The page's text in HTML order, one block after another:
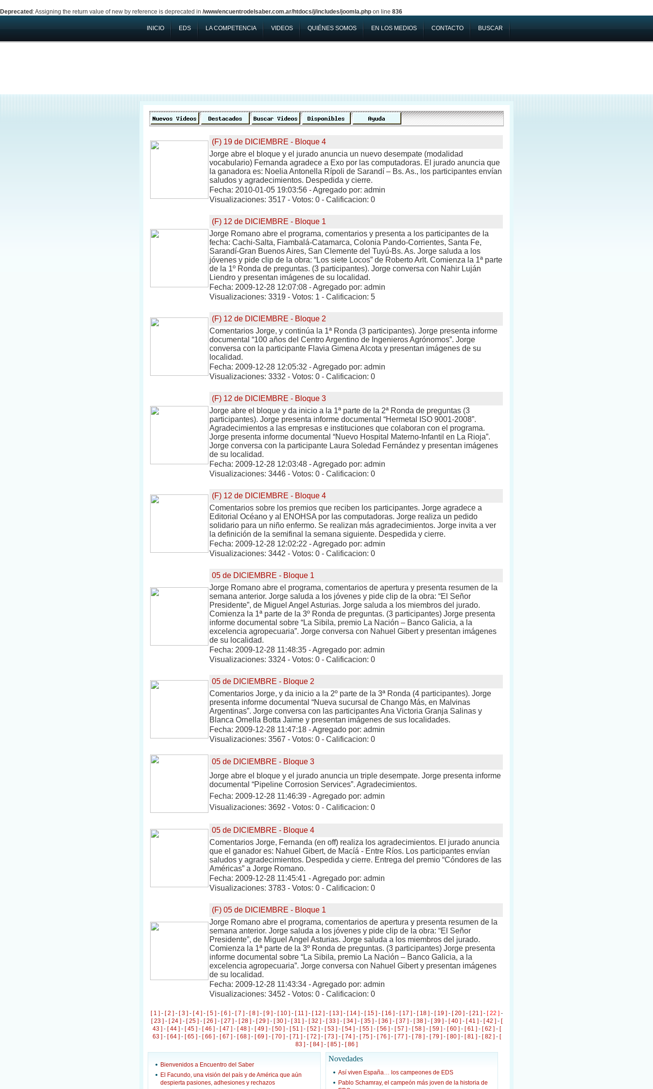
Deprecated : Assigning the return value of new by reference is deprecated in /www/encuentrodelsaber.com.ar/htdocs/j/includes/joomla.php on line 836
INICIO EDS LA COMPETENCIA VIDEOS QUIÉNES SOMOS EN LOS MEDIOS CONTACTO BUSCAR
(F) 19 de DICIEMBRE - Bloque 4
Jorge abre el bloque y el jurado anuncia un nuevo desempate (modalidad
vocabulario) Fernanda agradece a Exo por las computadoras. El jurado anuncia que
la ganadora es: Noelia Antonella Rípoli de Sarandí – Bs. As., los participantes envían
saludos y agradecimientos. Despedida y cierre.
Fecha: 2010-01-05 19:03:56 - Agregado por: admin
Visualizaciones: 3517 - Votos: 0 - Calificacion: 0
(F) 12 de DICIEMBRE - Bloque 1
Jorge Romano abre el programa, comentarios y presenta a los participantes de la
fecha: Cachi-Salta, Fiambalá-Catamarca, Colonia Pando-Corrientes, Santa Fe,
Sarandí-Gran Buenos Aires, San Clemente del Tuyú-Bs. As. Jorge saluda a los
jóvenes y pide clip de la obra: “Los siete Locos” de Roberto Arlt. Comienza la 1ª parte
de la 1º Ronda de preguntas. (3 participantes). Jorge conversa con Nahir Luján
Liendro y presentan imágenes de su localidad.
Fecha: 2009-12-28 12:07:08 - Agregado por: admin
Visualizaciones: 3319 - Votos: 1 - Calificacion: 5
(F) 12 de DICIEMBRE - Bloque 2
Comentarios Jorge, y continúa la 1ª Ronda (3 participantes). Jorge presenta informe
documental “100 años del Centro Argentino de Ingenieros Agrónomos”. Jorge
conversa con la participante Flavia Gimena Alcota y presentan imágenes de su
localidad.
Fecha: 2009-12-28 12:05:32 - Agregado por: admin
Visualizaciones: 3332 - Votos: 0 - Calificacion: 0
(F) 12 de DICIEMBRE - Bloque 3
Jorge abre el bloque y da inicio a la 1ª parte de la 2ª Ronda de preguntas (3
participantes). Jorge presenta informe documental “Hermetal ISO 9001-2008”.
Agradecimientos a las empresas e instituciones que colaboran con el programa.
Jorge presenta informe documental “Nuevo Hospital Materno-Infantil en La Rioja”.
Jorge conversa con la participante Laura Soledad Fernández y presentan imágenes
de su localidad.
Fecha: 2009-12-28 12:03:48 - Agregado por: admin
Visualizaciones: 3446 - Votos: 0 - Calificacion: 0
(F) 12 de DICIEMBRE - Bloque 4
Comentarios sobre los premios que reciben los participantes. Jorge agradece a
Editorial Océano y al ENOHSA por las computadoras. Jorge realiza un pedido
solidario para un niño enfermo. Se realizan más agradecimientos. Jorge invita a ver
la definición de la semifinal la semana siguiente. Despedida y cierre.
Fecha: 2009-12-28 12:02:22 - Agregado por: admin
Visualizaciones: 3442 - Votos: 0 - Calificacion: 0
05 de DICIEMBRE - Bloque 1
Jorge Romano abre el programa, comentarios de apertura y presenta resumen de la
semana anterior. Jorge saluda a los jóvenes y pide clip de la obra: “El Señor
Presidente”, de Miguel Angel Asturias. Jorge saluda a los miembros del jurado.
Comienza la 1ª parte de la 3º Ronda de preguntas. (3 participantes) Jorge presenta
informe documental sobre “La Sibila, premio La Nación – Banco Galicia, a la
excelencia agropecuaria”. Jorge conversa con Nahuel Gibert y presentan imágenes
de su localidad.
Fecha: 2009-12-28 11:48:35 - Agregado por: admin
Visualizaciones: 3324 - Votos: 0 - Calificacion: 0
05 de DICIEMBRE - Bloque 2
Comentarios Jorge, y da inicio a la 2º parte de la 3ª Ronda (4 participantes). Jorge
presenta informe documental “Nueva sucursal de Chango Más, en Malvinas
Argentinas”. Jorge conversa con las participantes Ana Victoria Granja Salinas y
Blanca Ornella Botta Jaime y presentan imágenes de sus localidades.
Fecha: 2009-12-28 11:47:18 - Agregado por: admin
Visualizaciones: 3567 - Votos: 0 - Calificacion: 0
05 de DICIEMBRE - Bloque 3
Jorge abre el bloque y el jurado anuncia un triple desempate. Jorge presenta informe
documental “Pipeline Corrosion Services”. Agradecimientos.
Fecha: 2009-12-28 11:46:39 - Agregado por: admin
Visualizaciones: 3692 - Votos: 0 - Calificacion: 0
05 de DICIEMBRE - Bloque 4
Comentarios Jorge, Fernanda (en off) realiza los agradecimientos. El jurado anuncia
que el ganador es: Nahuel Gibert, de Macíá - Entre Ríos. Los participantes envían
saludos y agradecimientos. Despedida y cierre. Entrega del premio “Cóndores de las
Américas” a Jorge Romano.
Fecha: 2009-12-28 11:45:41 - Agregado por: admin
Visualizaciones: 3783 - Votos: 0 - Calificacion: 0
(F) 05 de DICIEMBRE - Bloque 1
Jorge Romano abre el programa, comentarios de apertura y presenta resumen de la
semana anterior. Jorge saluda a los jóvenes y pide clip de la obra: “El Señor
Presidente”, de Miguel Angel Asturias. Jorge saluda a los miembros del jurado.
Comienza la 1ª parte de la 3º Ronda de preguntas. (3 participantes) Jorge presenta
informe documental sobre “La Sibila, premio La Nación – Banco Galicia, a la
excelencia agropecuaria”. Jorge conversa con Nahuel Gibert y presentan imágenes
de su localidad.
Fecha: 2009-12-28 11:43:34 - Agregado por: admin
Visualizaciones: 3452 - Votos: 0 - Calificacion: 0
[ 1 ] - [ 2 ] - [ 3 ] - [ 4 ] - [ 5 ] - [ 6 ] - [ 7 ] - [ 8 ] - [ 9 ] - [ 10 ] - [ 11 ] - [ 12 ] - [ 13 ] - [ 14 ] - [ 15 ] - [ 16 ] - [ 17 ] - [ 18 ] - [ 19 ] - [ 20 ] - [ 21 ] - [ 22 ] -
[ 23 ] - [ 24 ] - [ 25 ] - [ 26 ] - [ 27 ] - [ 28 ] - [ 29 ] - [ 30 ] - [ 31 ] - [ 32 ] - [ 33 ] - [ 34 ] - [ 35 ] - [ 36 ] - [ 37 ] - [ 38 ] - [ 39 ] - [ 40 ] - [ 41 ] - [ 42 ] - [
43 ] - [ 44 ] - [ 45 ] - [ 46 ] - [ 47 ] - [ 48 ] - [ 49 ] - [ 50 ] - [ 51 ] - [ 52 ] - [ 53 ] - [ 54 ] - [ 55 ] - [ 56 ] - [ 57 ] - [ 58 ] - [ 59 ] - [ 60 ] - [ 61 ] - [ 62 ] - [
63 ] - [ 64 ] - [ 65 ] - [ 66 ] - [ 67 ] - [ 68 ] - [ 69 ] - [ 70 ] - [ 71 ] - [ 72 ] - [ 73 ] - [ 74 ] - [ 75 ] - [ 76 ] - [ 77 ] - [ 78 ] - [ 79 ] - [ 80 ] - [ 81 ] - [ 82 ] - [
83 ] - [ 84 ] - [ 85 ] - [ 86 ]
Bienvenidos a Encuentro del Saber
El Facundo, una visión del país y de América que aún
despierta pasiones, adhesiones y rechazos
Novedades
Así viven España… los campeones de EDS
Pablo Schamray, el campeón más joven de la historia de